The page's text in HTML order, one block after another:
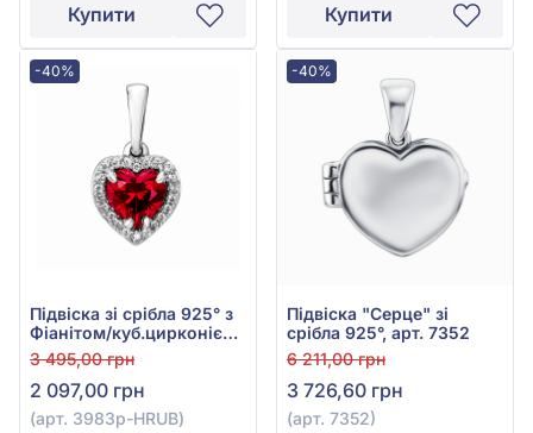
Купити Купити
-40%
Підвіска зі срібла 925° з
Фіанітом/куб.цирконієм
та Червоним Рубіном,
арт. 3983p-HRUB
3 495,00 грн
2 097,00 грн
(арт. 3983p-HRUB)
-40%
Підвіска "Серце" зі
срібла 925°, арт. 7352
6 211,00 грн
3 726,60 грн
(арт. 7352)